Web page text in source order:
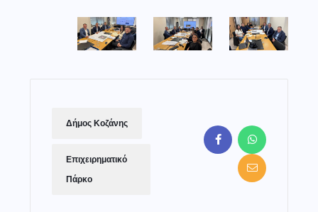
Δήμος Κοζάνης
Επιχειρηματικό
Πάρκο